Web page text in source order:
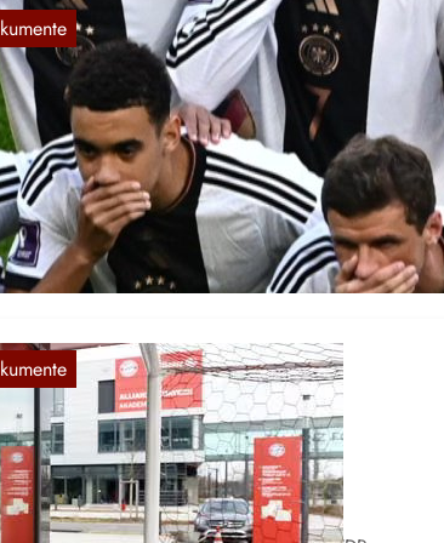
Krise; politische Einflussnahme
deutsche Herrenfußballnationalelf auf dem Weg auf
jagt seit dem Vorrundenaus bei der WM 2018
ist…
in